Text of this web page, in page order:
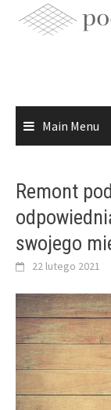
Main Menu
Remont
swojego
22 lutego 2021